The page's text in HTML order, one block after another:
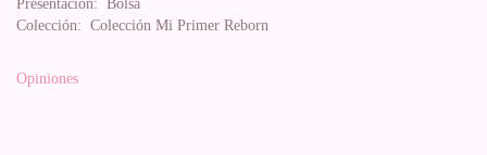
Presentación: Bolsa
Colección: Colección Mi Primer Reborn
Opiniones